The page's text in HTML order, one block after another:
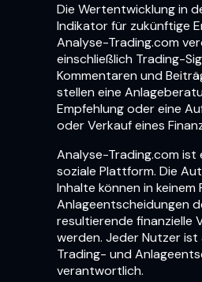
Die Wertentwicklung in
Indikator für zukünftige
Analyse-Trading.com
einschließlich Trading-
Kommentaren und
stellen eine
Empfehlung oder eine
oder Verkauf eines
Analyse-Trading.com
soziale Plattform. Die
Inhalte können in keinem
Anlageentscheidungen
resultierende finanzielle
werden. Jeder Nutzer ist
Trading- und
verantwortlich.